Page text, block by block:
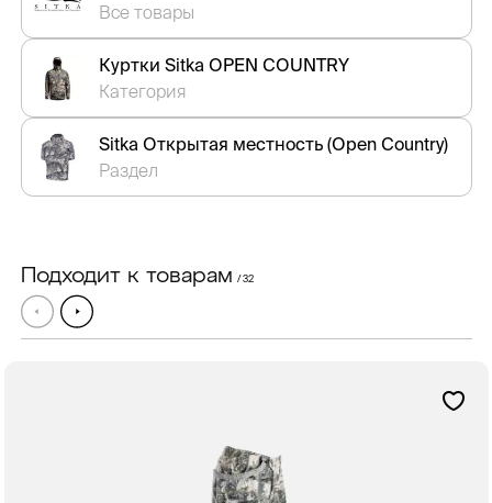
Все товары
Куртки Sitka OPEN COUNTRY
Категория
Sitka Открытая местность (Open Country)
Раздел
Подходит к товарам / 32